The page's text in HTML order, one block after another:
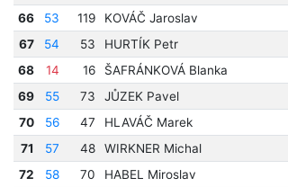
66
53 119 KOVÁČ Jaroslav
67
54 53 HURTÍK Petr
68
14 16 ŠAFRÁNKOVÁ Blanka
69
55 73 JŮZEK Pavel
70
56 47 HLAVÁČ Marek
71
57 48 WIRKNER Michal
72
58 70 HABEL Miroslav